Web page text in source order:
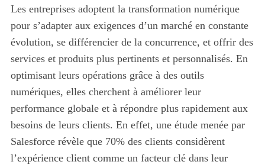
Les entreprises adoptent la transformation numérique
pour s’adapter aux exigences d’un marché en constante
évolution, se différencier de la concurrence, et offrir des
services et produits plus pertinents et personnalisés. En
optimisant leurs opérations grâce à des outils
numériques, elles cherchent à améliorer leur
performance globale et à répondre plus rapidement aux
besoins de leurs clients. En effet, une étude menée par
Salesforce révèle que 70% des clients considèrent
l’expérience client comme un facteur clé dans leur